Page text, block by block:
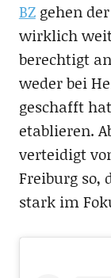
BZgehen
wirklich
berechtigt
weder bei
geschafft
etablieren.
verteidigt
Freiburg so,
stark im